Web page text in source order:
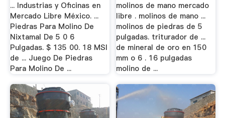
... Industrias y Oficinas en
Mercado Libre México. ...
Piedras Para Molino De
Nixtamal De 5 0 6
Pulgadas. $ 135 00. 18 MSI
de ... Juego De Piedras
Para Molino De ...
molinos de mano mercado
libre . molinos de mano ...
molinos de piedras de 5
pulgadas. triturador de ...
de mineral de oro en 150
mm o 6 . 16 pulgadas
molino de ...